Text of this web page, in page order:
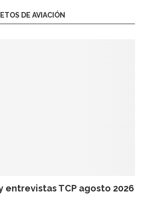
DE AVIACIÓN
entrevistas TCP agosto 2026